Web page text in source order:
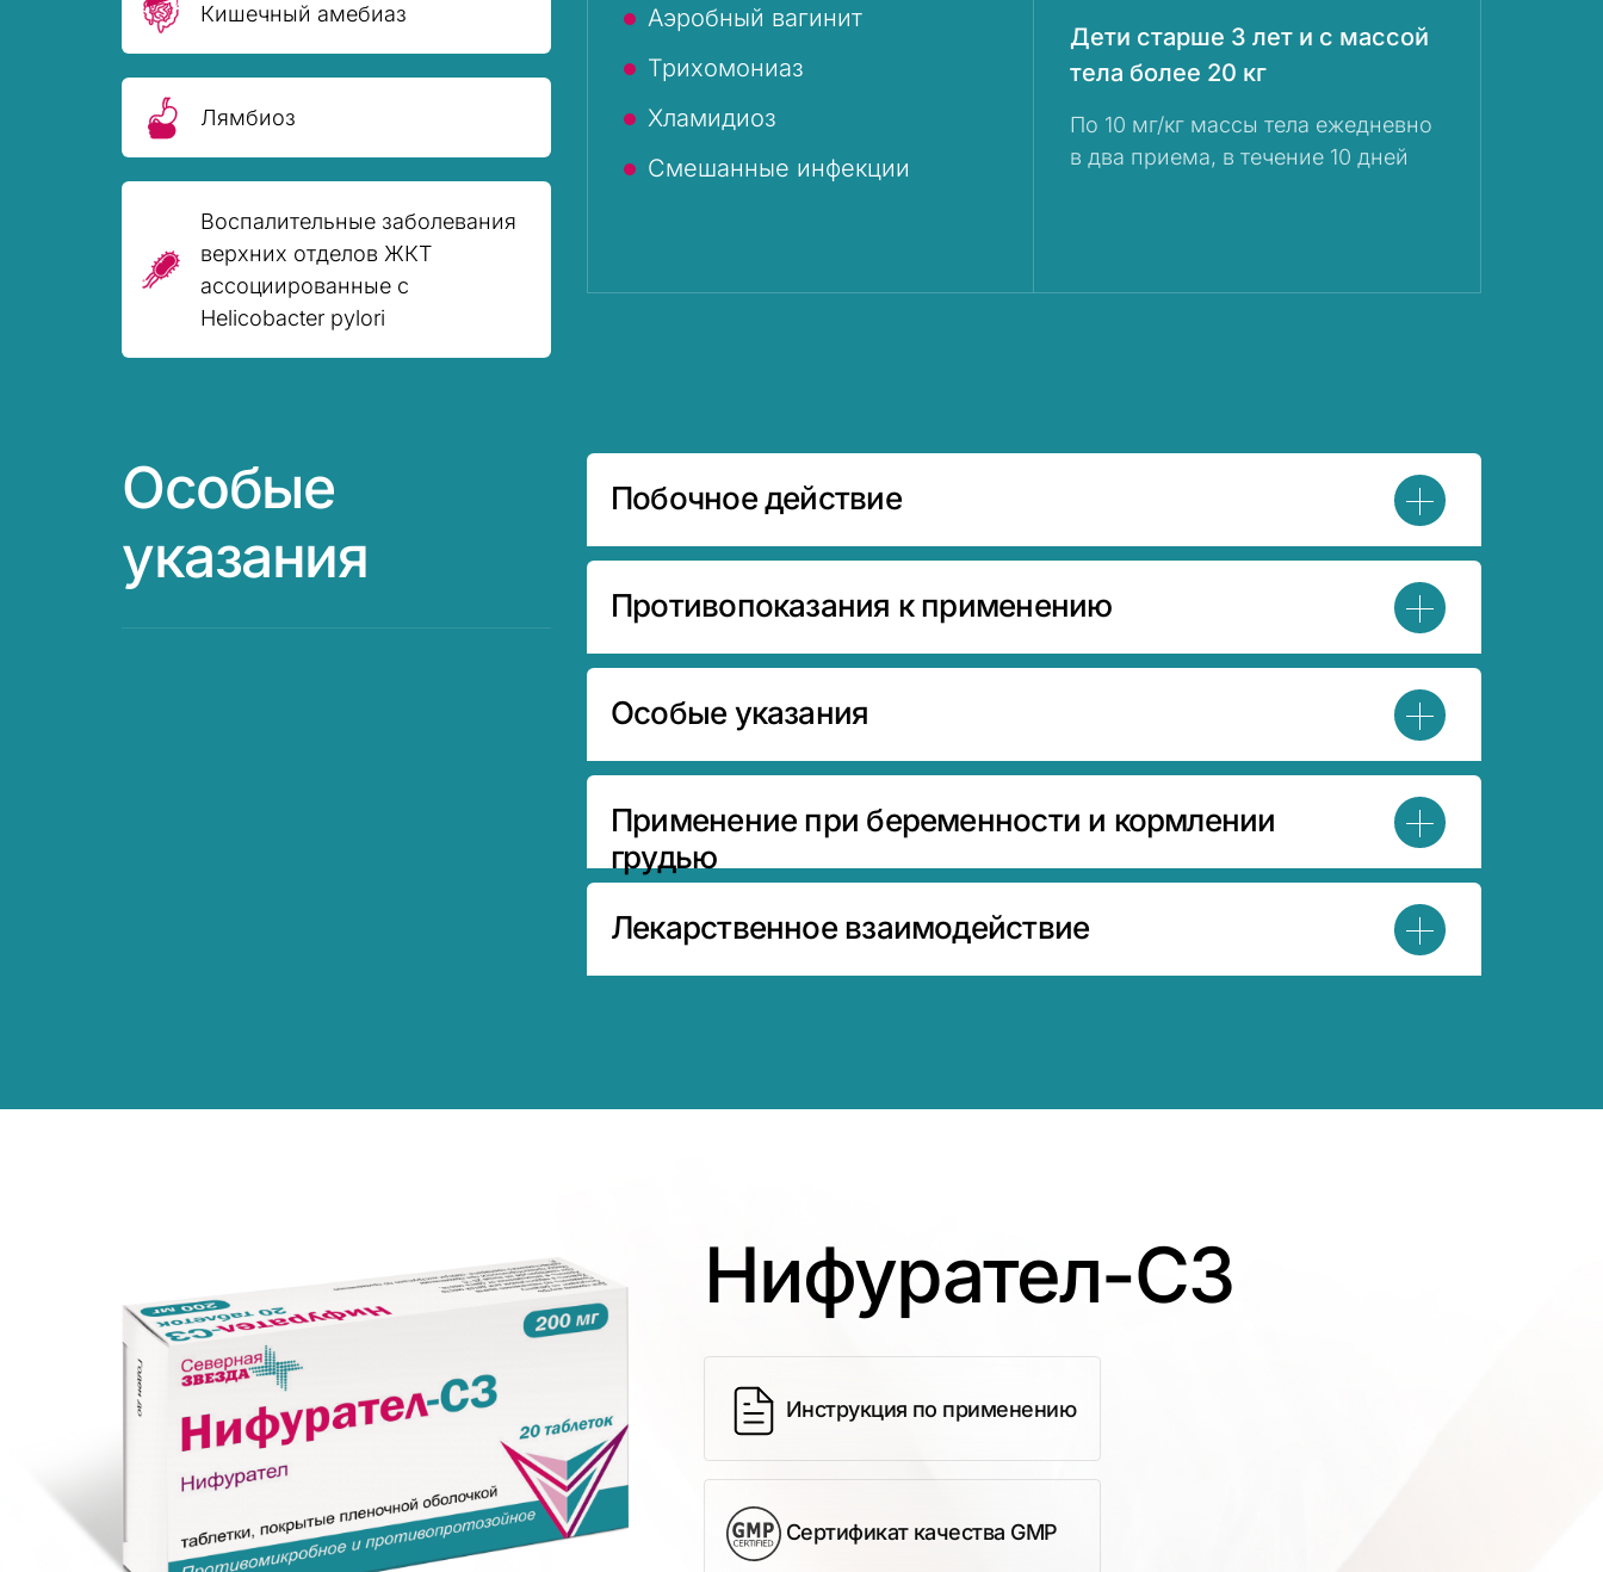
Кишечный амебиаз
Лямбиоз
Воспалительные заболевания
верхних отделов ЖКТ
ассоциированные с
Helicobacter pylori
Аэробный вагинит
Трихомониаз
Хламидиоз
Смешанные инфекции
Дети старше 3 лет и с массой
тела более 20 кг
По 10 мг/кг массы тела ежедневно
в два приема, в течение 10 дней
Особые
указания
Побочное действие
Противопоказания к применению
Особые указания
Применение при беременности и кормлении
грудью
Лекарственное взаимодействие
Нифурател-СЗ
Инструкция по применению
Сертификат качества GMP